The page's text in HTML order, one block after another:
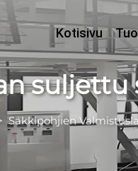
Kotisivu
suljettu
Säkkipohjien